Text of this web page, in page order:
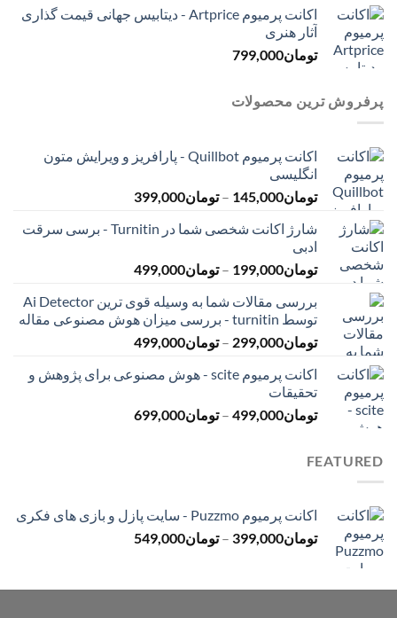
اکانت پرمیوم Artprice - دیتابیس جهانی قیمت ‌گذاری
آثار هنری
تومان799,000
پرفروش ترین محصولات
اکانت پرمیوم Quillbot - پارافریز و ویرایش متون
انگلیسی
تومان145,000
– تومان399,000
تومان145,000
تومان399,000
شارژ اکانت شخصی شما در Turnitin - برسی سرقت
ادبی
تومان199,000
– تومان499,000محدوده
تومان199,000
تا
تومان499,000
بررسی مقالات شما به وسیله قوی ترین Ai Detector
توسط turnitin - بررسی میزان هوش مصنوعی مقاله
تومان299,000
– تومان499,000محدوده
تومان299,000
تومان499,000
اکانت پرمیوم scite - هوش مصنوعی برای پژوهش و
تحقیقات
تومان499,000
– تومان699,000محدوده
FEATURED
اکانت پرمیوم Puzzmo - سایت پازل و بازی های فکری
تومان399,000
– تومان549,000
تا